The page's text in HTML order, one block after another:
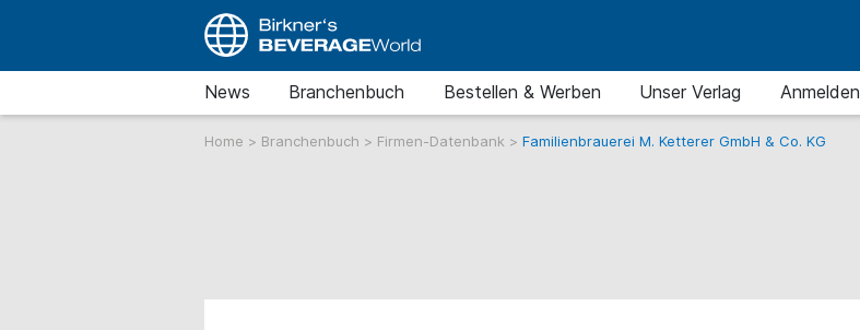
News Branchenbuch Bestellen & Werben Unser Verlag Anmelden
Home > Branchenbuch > Firmen-Datenbank > Familienbrauerei M. Ketterer GmbH & Co. KG